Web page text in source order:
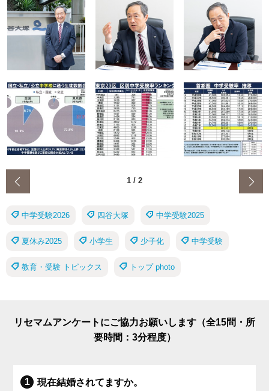
1 / 2
中学受験2026 四谷大塚 中学受験2025
夏休み2025 小学生 少子化 中学受験
教育・受験 トピックス トップ photo
リセマムアンケートにご協力お願いします（全15問・所
要時間：3分程度）
現在結婚されてますか。